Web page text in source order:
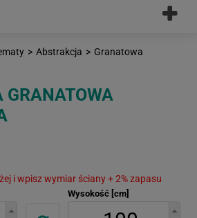
> Abstrakcja > Granatowa
GRANATOWA
i wpisz wymiar ściany + 2% zapasu
Wysokość [cm]